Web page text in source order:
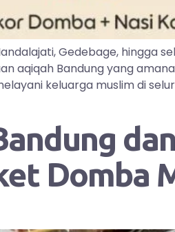
Gedebage, hingga
aqiqah Bandung yang
keluarga muslim di
Domba